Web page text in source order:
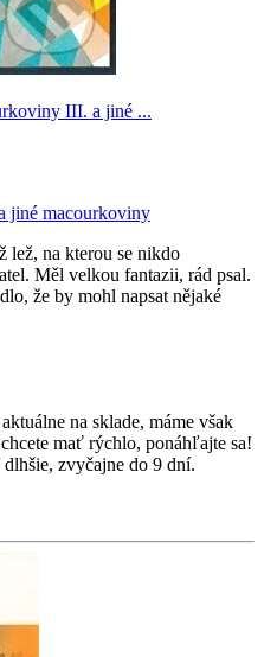
III. a jiné ...
jiné macourkoviny
lež, na kterou se nikdo
Měl velkou fantazii, rád psal.
že by mohl napsat nějaké
na sklade, máme však
mať rýchlo, ponáhľajte sa!
zvyčajne do 9 dní.